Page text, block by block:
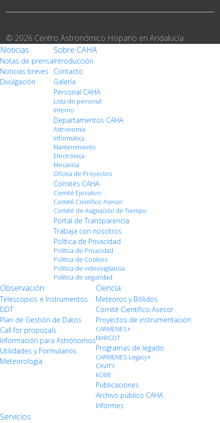
© 2026 Centro Astronómico Hispano en Andalucía
Noticias
Notas de prensa
Noticias breves
Divulgación
Sobre CAHA
Introducción
Contacto
Galería
Personal CAHA
Lista de personal
Interno
Departamentos CAHA
Astronomía
Informática
Mantenimiento
Electrónica
Mecánica
Oficina de Proyectos
Comités CAHA
Comité Ejecutivo
Comité Científico Asesor
Comité de Asignación de Tiempo
Portal de Transparencia
Trabaja con nosotros
Política de Privacidad
Política de Privacidad
Política de Cookies
Política de videovigilancia
Política de seguridad
Observación
Telescopios e Instrumentos
DDT
Plan de Gestión de Datos
Call for proposals
Información para Astrónomos
Utilidades y Formularios
Meteorología
Ciencia
Meteoros y Bólidos
Comité Científico Asesor
Proyectos de instrumentación
CARMENES+
MARCOT
Programas de legado
CARMENES Legacy+
CAVITY
KOBE
Publicaciones
Archivo público CAHA
Informes
Servicios